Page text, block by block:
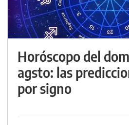
Horóscopo del
agsto: las
por signo